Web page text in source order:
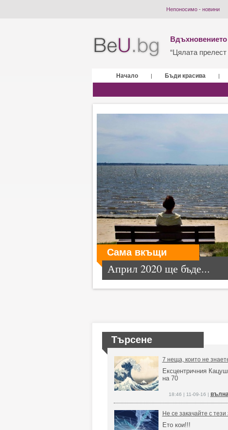
Непоносимо - новини
“Цялата
Начало | Бъди красива |
Сама вкъщи
Април 2020 ще бъде...
Търсене
7 неща, които не
Ексцентричния
на 70
18:46 | 11-09-16 |
Не се закачайте с тези
Ето кои!!!